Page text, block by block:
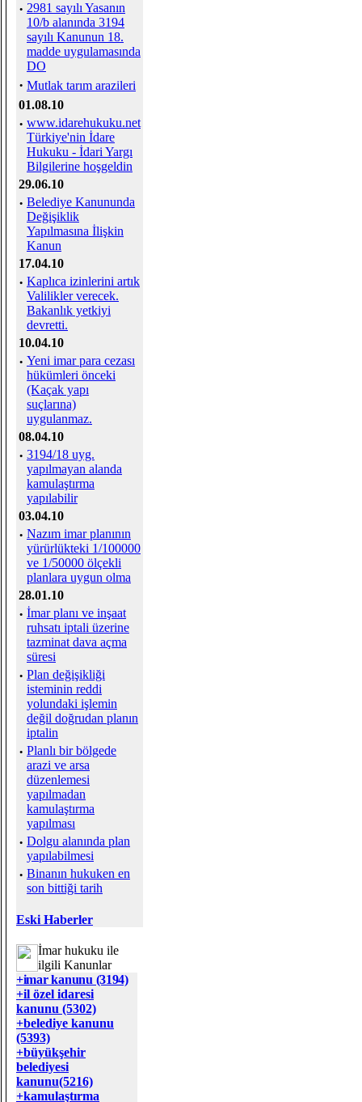
· 2981 sayılı Yasanın
10/b alanında 3194
sayılı Kanunun 18.
madde uygulamasında
DO
· Mutlak tarım arazileri
01.08.10
· www.idarehukuku.net
Türkiye'nin İdare
Hukuku - İdari Yargı
Bilgilerine hoşgeldin
29.06.10
· Belediye Kanununda
Değişiklik
Yapılmasına İlişkin
Kanun
17.04.10
· Kaplıca izinlerini artık
Valilikler verecek.
Bakanlık yetkiyi
devretti.
10.04.10
· Yeni imar para cezası
hükümleri önceki
(Kaçak yapı
suçlarına)
uygulanmaz.
08.04.10
· 3194/18 uyg.
yapılmayan alanda
kamulaştırma
yapılabilir
03.04.10
· Nazım imar planının
yürürlükteki 1/100000
ve 1/50000 ölçekli
planlara uygun olma
28.01.10
· İmar planı ve inşaat
ruhsatı iptali üzerine
tazminat dava açma
süresi
· Plan değişikliği
isteminin reddi
yolundaki işlemin
değil doğrudan planın
iptalin
· Planlı bir bölgede
arazi ve arsa
düzenlemesi
yapılmadan
kamulaştırma
yapılması
· Dolgu alanında plan
yapılabilmesi
· Binanın hukuken en
son bittiği tarih
Eski Haberler
İmar hukuku ile
ilgili Kanunlar
+imar kanunu (3194)
+il özel idaresi
kanunu (5302)
+belediye kanunu
(5393)
+büyükşehir
belediyesi
kanunu(5216)
+kamulaştırma